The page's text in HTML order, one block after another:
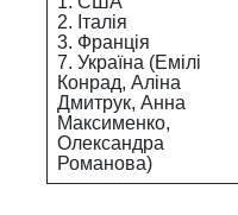
2. Італія
3. Франція
7. Україна (Емілі
Конрад, Аліна
Дмитрук, Анна
Максименко,
Олександра
Романова)